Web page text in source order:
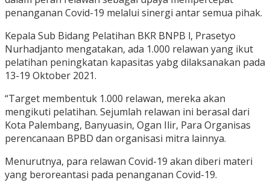
penanganan Covid-19 melalui sinergi antar semua pihak.
Kepala Sub Bidang Pelatihan BKR BNPB l, Prasetyo
Nurhadjanto mengatakan, ada 1.000 relawan yang ikut
pelatihan peningkatan kapasitas yabg dilaksanakan pada
13-19 Oktober 2021.
“Target membentuk 1.000 relawan, mereka akan
mengikuti pelatihan. Sejumlah relawan ini berasal dari
Kota Palembang, Banyuasin, Ogan Ilir, Para Organisas
perencanaan BPBD dan organisasi mitra lainnya.
Menurutnya, para relawan Covid-19 akan diberi materi
yang beroreantasi pada penanganan Covid-19.